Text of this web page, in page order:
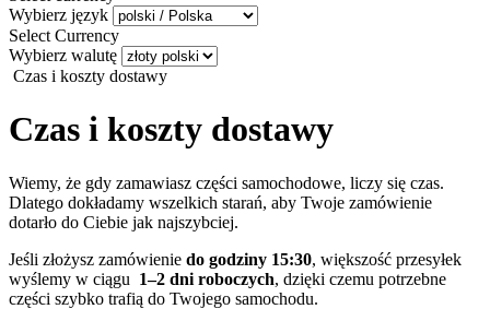
Wybierz język
Select Currency
Wybierz walutę
Czas i koszty dostawy
Czas i koszty dostawy
Wiemy, że gdy zamawiasz części samochodowe, liczy się czas.
Dlatego dokładamy wszelkich starań, aby Twoje zamówienie
dotarło do Ciebie jak najszybciej.
Jeśli złożysz zamówienie do godziny 15:30, większość przesyłek
wyślemy w ciągu 1–2 dni roboczych, dzięki czemu potrzebne
części szybko trafią do Twojego samochodu.